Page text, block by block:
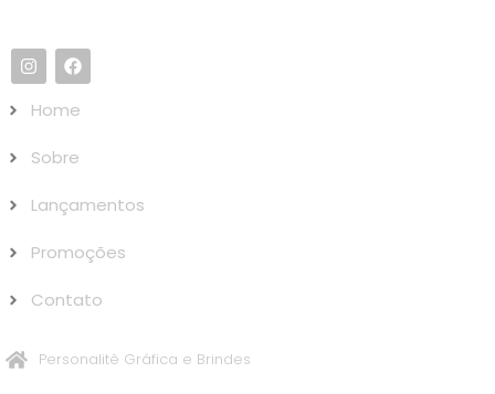
Home
Sobre
Lançamentos
Promoções
Contato
Personalitê Gráfica e Brindes